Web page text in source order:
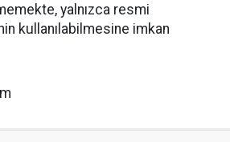
yalnızca resmi
kullanılabilmesine imkan